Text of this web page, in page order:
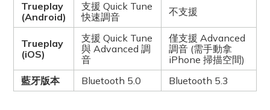
Trueplay
(Android)
支援 Quick Tune
快速調音
不支援
Trueplay
(iOS)
支援 Quick Tune
與 Advanced 調
音
僅支援 Advanced
調音 (需手動拿
iPhone 掃描空間)
藍牙版本
Bluetooth 5.0 Bluetooth 5.3